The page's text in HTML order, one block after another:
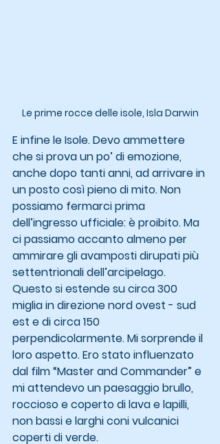
Le prime rocce delle isole, Isla Darwin
E infine le Isole. Devo ammettere
che si prova un po’ di emozione,
anche dopo tanti anni, ad arrivare in
un posto così pieno di mito. Non
possiamo fermarci prima
dell’ingresso ufficiale: è proibito. Ma
ci passiamo accanto almeno per
ammirare gli avamposti dirupati più
settentrionali dell’arcipelago.
Questo si estende su circa 300
miglia in direzione nord ovest - sud
est e di circa 150
perpendicolarmente. Mi sorprende il
loro aspetto. Ero stato influenzato
dal film “Master and Commander” e
mi attendevo un paesaggio brullo,
roccioso e coperto di lava e lapilli,
non bassi e larghi coni vulcanici
coperti di verde.